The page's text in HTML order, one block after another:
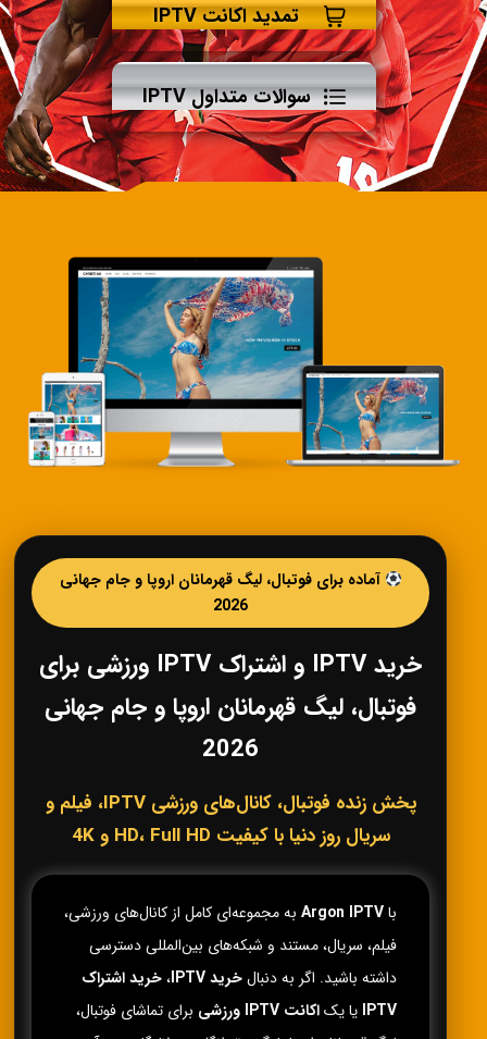
تمدید اکانت IPTV
سوالات متداول IPTV
آماده برای فوتبال، لیگ قهرمانان اروپا و جام جهانی
2026
خرید IPTV و اشتراک IPTV ورزشی برای
فوتبال، لیگ قهرمانان اروپا و جام جهانی
2026
پخش زنده فوتبال، کانال‌های ورزشی IPTV، فیلم و
سریال روز دنیا با کیفیت HD، Full HD و 4K
باArgon IPTV به مجموعه‌ای کامل از کانال‌های ورزشی،
فیلم، سریال، مستند و شبکه‌های بین‌المللی دسترسی
داشته باشید. اگر به دنبالخرید IPTV ،خرید اشتراک
IPTV یا یکاکانت IPTV ورزشی
برای تماشای فوتبال،